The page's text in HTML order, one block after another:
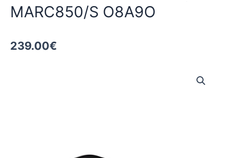
MARC850/S O8A9O
239.00€